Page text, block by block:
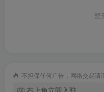
是一款网上购
挑选您需要的东西并且加
暂
不担保任何广告，网络交易请
右上角立即入驻